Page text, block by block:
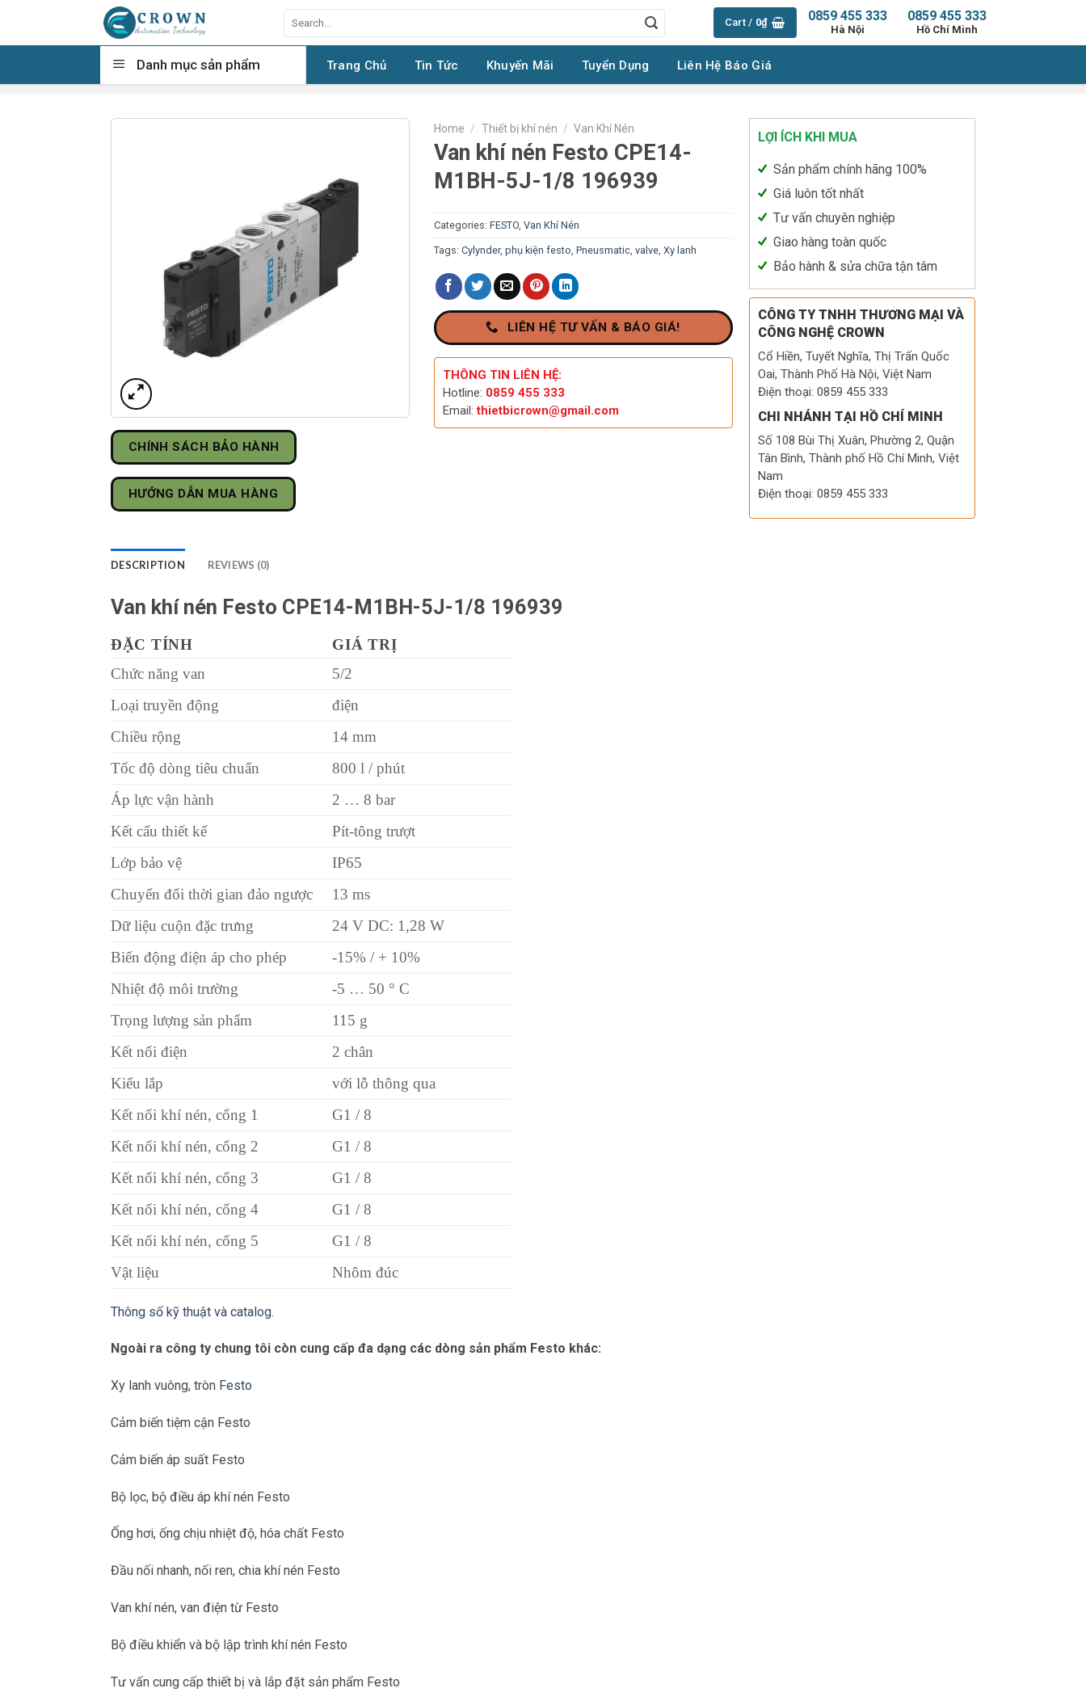
content
for:
Cart / 0₫ 0859 455 333
Hồ Chí Minh
0859 455 333
Hà Nội
Danh mục sản phẩm Trang Chủ Tin Tức Khuyến Mãi Tuyển Dụng Liên Hệ Báo Giá
CHÍNH SÁCH BẢO HÀNH
HƯỚNG DẪN MUA HÀNG
Home / Thiết bị khí nén / Van Khí Nén
Van khí nén Festo CPE14-
M1BH-5J-1/8 196939
Categories:FESTO ,Van Khí Nén
Tags:Cylynder,phụ kiện festo ,Pneusmatic ,valve ,Xy lanh
LIÊN HỆ TƯ VẤN & BÁO GIÁ!
THÔNG TIN LIÊN HỆ:
Hotline: 0859 455 333
Email:thietbicrown@gmail.com
LỢI ÍCH KHI MUA
Sản phẩm chính hãng 100%
Giá luôn tốt nhất
Tư vấn chuyên nghiệp
Giao hàng toàn quốc
Bảo hành & sửa chữa tận tâm
CÔNG TY TNHH THƯƠNG MẠI VÀ
CÔNG NGHỆ CROWN
Cổ Hiền, Tuyết Nghĩa, Thị Trấn Quốc
Oai, Thành Phố Hà Nội, Việt Nam
Điện thoại: 0859 455 333
CHI NHÁNH TẠI HỒ CHÍ MINH
Số 108 Bùi Thị Xuân, Phường 2, Quận
Tân Bình, Thành phố Hồ Chí Minh, Việt
Nam
Điện thoại: 0859 455 333
DESCRIPTION REVIEWS (0)
Van khí nén Festo CPE14-M1BH-5J-1/8 196939
ĐẶC TÍNH
GIÁ TRỊ
Chức năng van
5/2
Loại truyền động
điện
Chiều rộng
14 mm
Tốc độ dòng tiêu chuẩn
800 l / phút
Áp lực vận hành
2 … 8 bar
Kết cấu thiết kế
Pít-tông trượt
Lớp bảo vệ
IP65
Chuyển đổi thời gian đảo ngược
13 ms
Dữ liệu cuộn đặc trưng
24 V DC: 1,28 W
Biến động điện áp cho phép
-15% / + 10%
Nhiệt độ môi trường
-5 … 50 ° C
Trọng lượng sản phẩm
115 g
Kết nối điện
2 chân
Kiểu lắp
với lỗ thông qua
Kết nối khí nén, cổng 1
G1 / 8
Kết nối khí nén, cổng 2
G1 / 8
Kết nối khí nén, cổng 3
G1 / 8
Kết nối khí nén, cổng 4
G1 / 8
Kết nối khí nén, cổng 5
G1 / 8
Vật liệu
Nhôm đúc
Thông số kỹ thuật và catalog.
Ngoài ra công ty chung tôi còn cung cấp đa dạng các dòng sản phẩm Festo khác:
Xy lanh vuông, tròn Festo
Cảm biến tiệm cận Festo
Cảm biến áp suất Festo
Bộ lọc, bộ điều áp khí nén Festo
Ống hơi, ống chịu nhiệt độ, hóa chất Festo
Đầu nối nhanh, nối ren, chia khí nén Festo
Van khí nén, van điện từ Festo
Bộ điều khiển và bộ lập trình khí nén Festo
Tư vấn cung cấp thiết bị và lắp đặt sản phẩm Festo